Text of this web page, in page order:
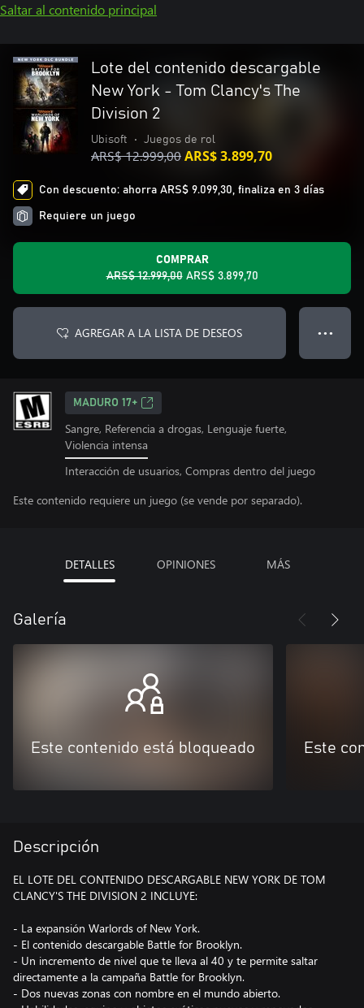
Saltar al contenido principal
Lote del contenido descargable
New York - Tom Clancy's The
Division 2
Ubisoft • Juegos de rol
ARS$ 12.999,00ARS$ 3.899,70
Con descuento: ahorra ARS$ 9.099,30, finaliza en 3 días
Requiere un juego
COMPRAR
ARS$ 12.999,00 ARS$ 3.899,70
AGREGAR A LA LISTA DE DESEOS ● ● ●
MADURO 17+
Sangre, Referencia a drogas, Lenguaje fuerte,
Violencia intensa
Interacción de usuarios, Compras dentro del juego
Este contenido requiere un juego (se vende por separado).
DETALLES OPINIONES MÁS
Galería
Este contenido está bloqueado Este
Descripción
EL LOTE DEL CONTENIDO DESCARGABLE NEW YORK DE TOM
CLANCY'S THE DIVISION 2 INCLUYE:
- La expansión Warlords of New York.
- El contenido descargable Battle for Brooklyn.
- Un incremento de nivel que te lleva al 40 y te permite saltar
directamente a la campaña Battle for Brooklyn.
- Dos nuevas zonas con nombre en el mundo abierto.